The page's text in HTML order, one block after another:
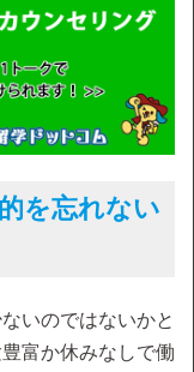
を忘れない
いのではないかと
富か休みなしで働